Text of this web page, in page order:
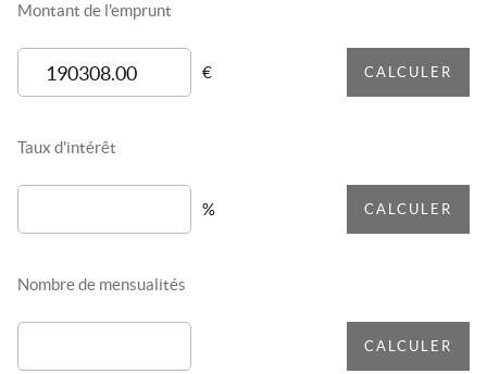
Montant de l'emprunt
€ CALCULER
Taux d'intérêt
% CALCULER
Nombre de mensualités
CALCULER